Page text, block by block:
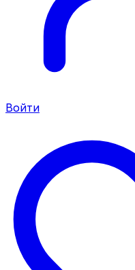
Войти